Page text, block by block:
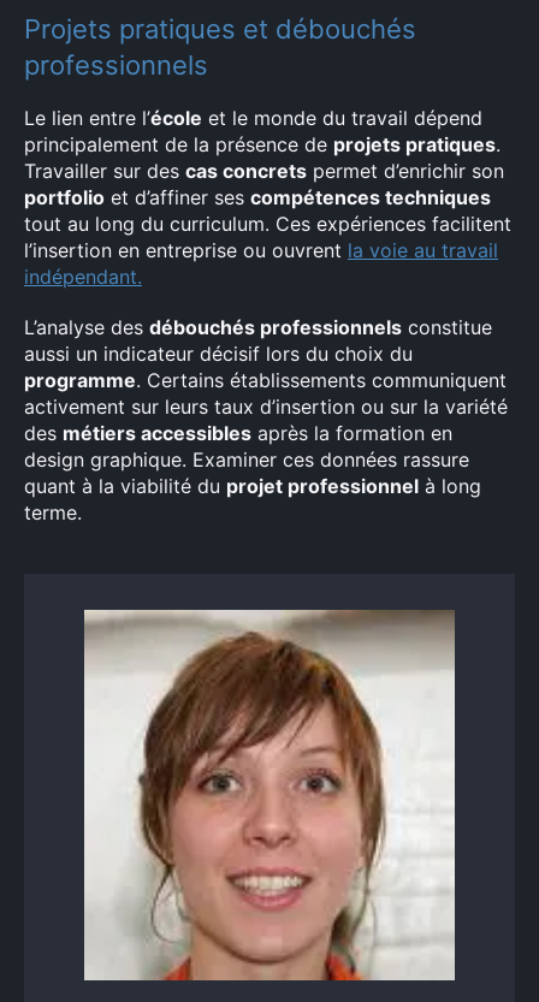
Projets pratiques et débouchés
professionnels
Le lien entre l’école et le monde du travail dépend
principalement de la présence de projets pratiques.
Travailler sur des cas concrets permet d’enrichir son
portfolio et d’affiner ses compétences techniques
tout au long du curriculum. Ces expériences facilitent
l’insertion en entreprise ou ouvrent la voie au travail
indépendant.
L’analyse des débouchés professionnels constitue
aussi un indicateur décisif lors du choix du
programme. Certains établissements communiquent
activement sur leurs taux d’insertion ou sur la variété
des métiers accessibles après la formation en
design graphique. Examiner ces données rassure
quant à la viabilité du projet professionnel à long
terme.
Rechercher
: